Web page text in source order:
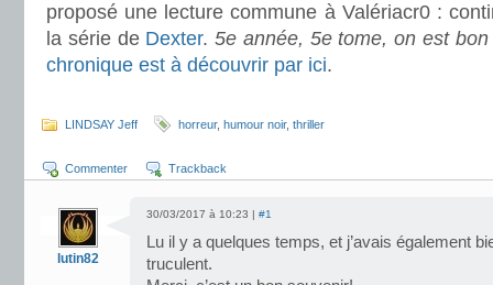
proposé une lecture commune à Valériacr0 :
la série de Dexter. 5e année, 5e tome, on est
chronique est à découvrir par ici.
LINDSAY Jeff horreur, humour noir, thriller
Commenter Trackback
lutin82
30/03/2017 à 10:23 | #1
Lu il y a quelques temps, et j’avais également
truculent.